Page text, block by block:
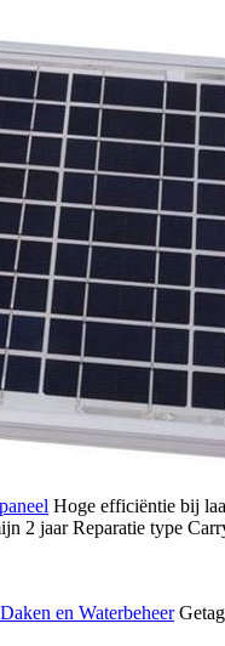
Hoge efficiëntie bij
2 jaar Reparatie type
en Waterbeheer